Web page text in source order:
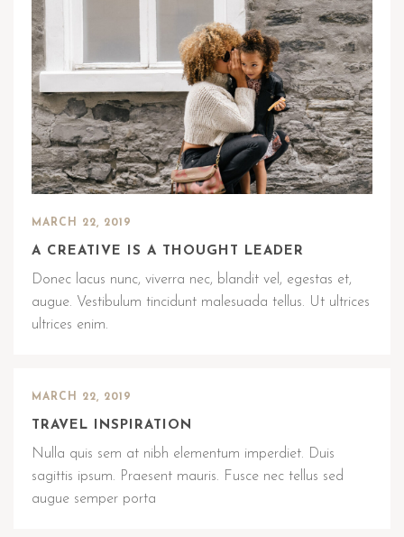
MARCH 22, 2019
A CREATIVE IS A THOUGHT LEADER
Donec lacus nunc, viverra nec, blandit vel, egestas et,
augue. Vestibulum tincidunt malesuada tellus. Ut ultrices
ultrices enim.
MARCH 22, 2019
TRAVEL INSPIRATION
Nulla quis sem at nibh elementum imperdiet. Duis
sagittis ipsum. Praesent mauris. Fusce nec tellus sed
augue semper porta